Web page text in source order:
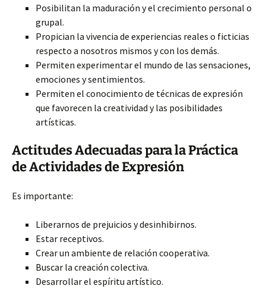
Posibilitan la maduración y el crecimiento personal o
grupal.
Propician la vivencia de experiencias reales o ficticias
respecto a nosotros mismos y con los demás.
Permiten experimentar el mundo de las sensaciones,
emociones y sentimientos.
Permiten el conocimiento de técnicas de expresión
que favorecen la creatividad y las posibilidades
artísticas.
Actitudes Adecuadas para la Práctica
de Actividades de Expresión
Es importante:
Liberarnos de prejuicios y desinhibirnos.
Estar receptivos.
Crear un ambiente de relación cooperativa.
Buscar la creación colectiva.
Desarrollar el espíritu artístico.